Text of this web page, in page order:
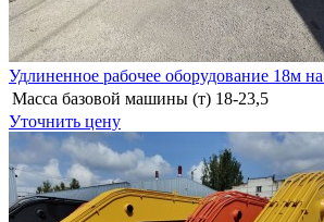
Удлиненное рабочее оборудование 18м
Масса базовой машины (т) 18-23,5
Уточнить цену